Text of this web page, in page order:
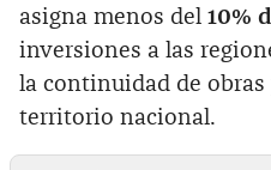
asigna menos del 10%
inversiones a las
la continuidad de
territorio nacional.